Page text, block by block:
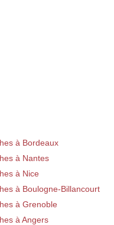
à Bordeaux
à Nantes
à Nice
à Boulogne-Billancourt
à Grenoble
à Angers